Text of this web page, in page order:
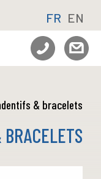
FR EN
& bracelets